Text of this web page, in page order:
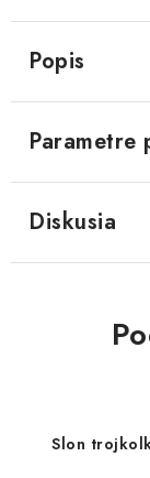
Popis
Parametre
Diskusia
Slon